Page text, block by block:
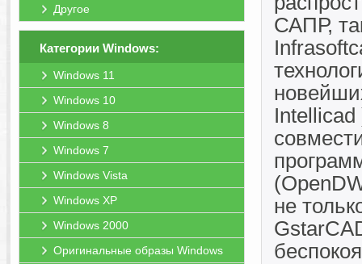
Другое
Категории Windows:
Windows 11
Windows 10
Windows 8
Windows 7
Windows Vista
Windows XP
Windows 2000
Оригинальные образы Windows
САПР,
не